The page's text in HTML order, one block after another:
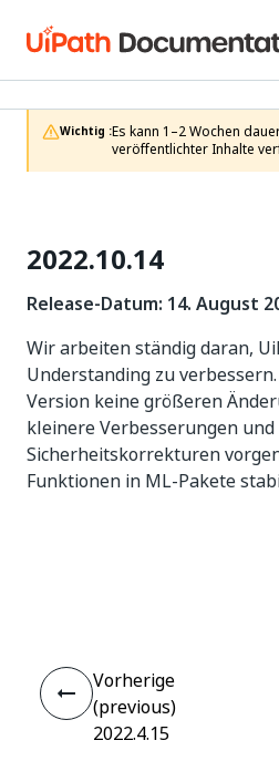
Wichtig :Es kann 1–2 Wochen
veröffentlichter Inhalte
2022.10.14
Release-Datum: 14. August
Wir arbeiten ständig daran,
Understanding zu
Version keine größeren
kleinere Verbesserungen und
Sicherheitskorrekturen
Funktionen in ML-Pakete
Vorherige
(previous)
2022.4.15